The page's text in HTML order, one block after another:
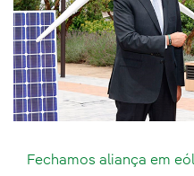
Fechamos aliança em